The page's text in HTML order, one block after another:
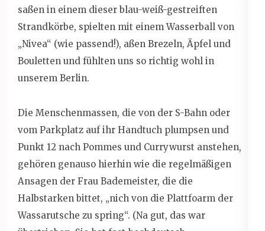
saßen in einem dieser blau-weiß-gestreiften
Strandkörbe, spielten mit einem Wasserball von
„Nivea“ (wie passend!), aßen Brezeln, Äpfel und
Bouletten und fühlten uns so richtig wohl in
unserem Berlin.
Die Menschenmassen, die von der S-Bahn oder
vom Parkplatz auf ihr Handtuch plumpsen und
Punkt 12 nach Pommes und Currywurst anstehen,
gehören genauso hierhin wie die regelmäßigen
Ansagen der Frau Bademeister, die die
Halbstarken bittet, „nich von die Plattfoarm der
Wassarutsche zu spring“. (Na gut, das war